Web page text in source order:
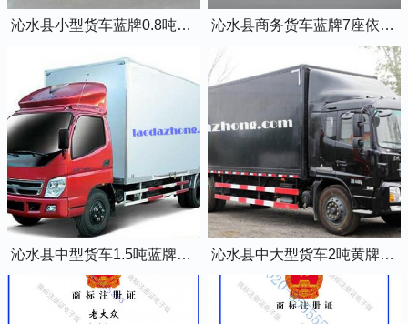
沁水县小型货车蓝牌0.8吨小卡车 沁水县商务货车蓝牌7座依维柯全顺车
沁水县中型货车1.5吨蓝牌4米2厢式货车 沁水县中大型货车2吨黄牌5米2厢式货车